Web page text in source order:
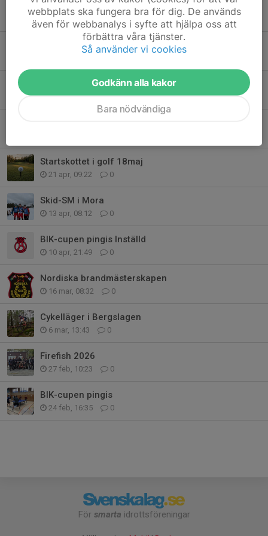
Göteborgsvarvet
3 jun, 10:21
Orienterings-SM
BIK-cupen rinkbandy
27 maj, 11:12 0
Startskottet i golf 18maj
21 apr, 09:22 0
Skid-SM i Mora
13 apr, 08:12 0
BIK-cupen pingis Inställd
10 apr, 21:49 0
Nordiska brandmästerskapen
16 mar, 08:32 0
Cykelläger i Bergslagen
6 mar, 13:43 0
Firefish 2026
27 feb, 10:23 0
BIK-cupen pingis
24 feb, 16:35 0
För smarta idrottsföreningar
webbplats ska fungera bra för dig. De används
även för webbanalys i syfte att hjälpa oss att
förbättra våra tjänster.
Så använder vi cookies
Godkänn alla kakor
Bara nödvändiga